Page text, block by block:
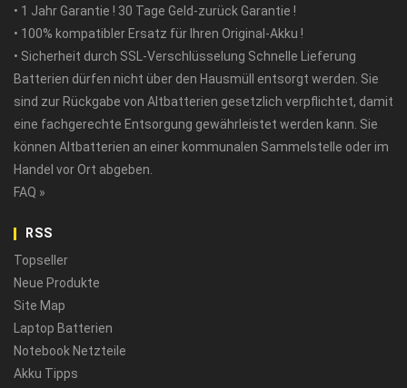
• 1 Jahr Garantie ! 30 Tage Geld-zurück Garantie !
• 100% kompatibler Ersatz für Ihren Original-Akku !
• Sicherheit durch SSL-Verschlüsselung Schnelle Lieferung
Batterien dürfen nicht über den Hausmüll entsorgt werden. Sie
sind zur Rückgabe von Altbatterien gesetzlich verpflichtet, damit
eine fachgerechte Entsorgung gewährleistet werden kann. Sie
können Altbatterien an einer kommunalen Sammelstelle oder im
Handel vor Ort abgeben.
FAQ »
RSS
Topseller
Neue Produkte
Site Map
Laptop Batterien
Notebook Netzteile
Akku Tipps